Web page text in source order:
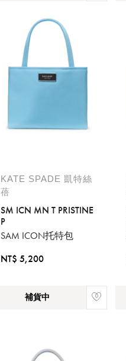
KATE SPADE 凱特絲
蓓
SM ICN MN T PRISTINE
P
SAM ICON托特包
NT$ 5,200
補貨中